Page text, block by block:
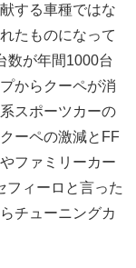
する車種ではな
たものになって
数が年間1000台
からクーペが消
スポーツカーの
ーペの激減とFF
ファミリーカー
フィーロと言った
チューニングカ